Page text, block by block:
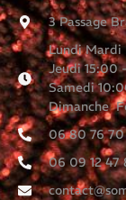
3 Passage
Lundi Mardi
Jeudi 15:00
Samedi
Dimanche
06 80 76 70
06 09 12 47